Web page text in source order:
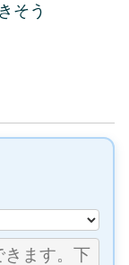
そう